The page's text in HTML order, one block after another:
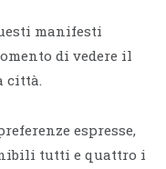
manifesti
di vedere il
città.
espresse,
tutti e quattro i